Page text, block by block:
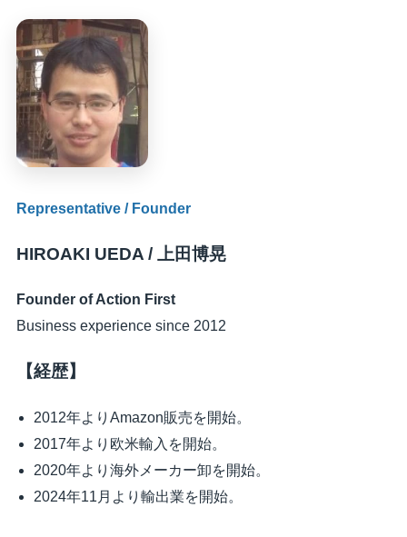
Representative / Founder
HIROAKI UEDA / 上田博晃
Founder of Action First
Business experience since 2012
【経歴】
2012年よりAmazon販売を開始。
2017年より欧米輸入を開始。
2020年より海外メーカー卸を開始。
2024年11月より輸出業を開始。